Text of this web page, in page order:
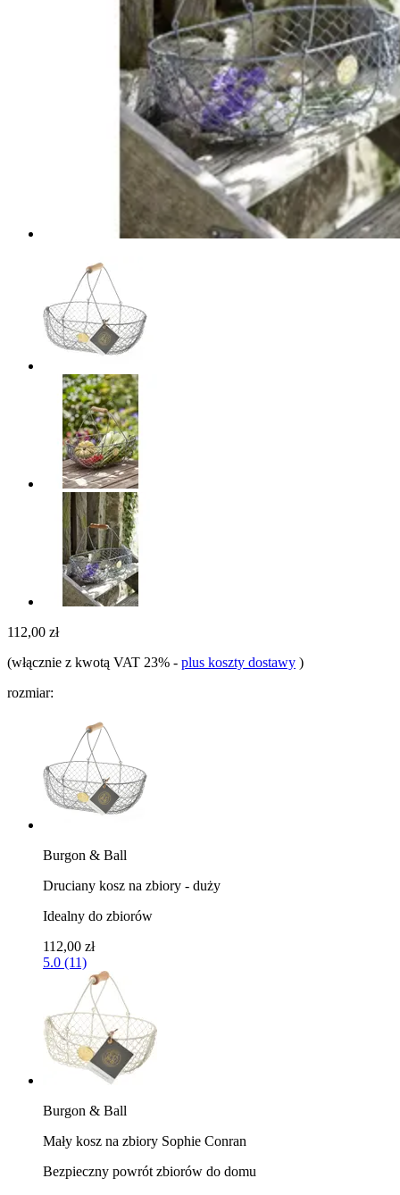
112,00 zł
(włącznie z kwotą VAT 23% - plus koszty dostawy )
rozmiar:
Burgon & Ball
Druciany kosz na zbiory - duży
Idealny do zbiorów
112,00 zł
5.0 (11)
Burgon & Ball
Mały kosz na zbiory Sophie Conran
Bezpieczny powrót zbiorów do domu